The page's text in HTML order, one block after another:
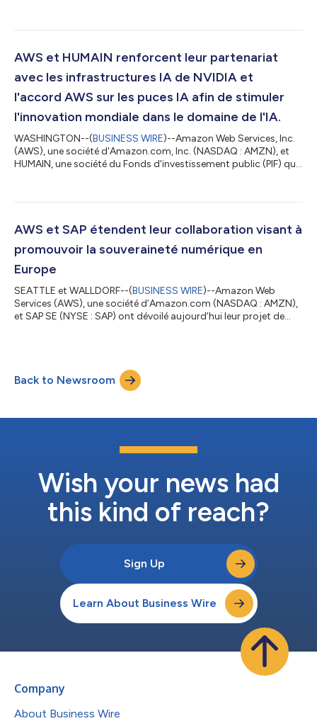
déploiement commencera avec des dizaines de millions de
capacités d’IA de Meta se développeront. Cet accord marque
AWS et HUMAIN renforcent leur partenariat
avec les infrastructures IA de NVIDIA et
l'accord AWS sur les puces IA afin de stimuler
l'innovation mondiale dans le domaine de l'IA.
WASHINGTON--(BUSINESS WIRE)--Amazon Web Services, Inc.
(AWS), une société d'Amazon.com, Inc. (NASDAQ : AMZN), et
HUMAIN, une société du Fonds d'investissement public (PIF) qui
américano-saoudien, leur intention de fournir, déployer et gérer
appelé « AI Zone » à Riyad. Dans le cadre de ce nouveau
AWS et SAP étendent leur collaboration visant à
promouvoir la souveraineté numérique en
Europe
SEATTLE et WALLDORF--(BUSINESS WIRE)--Amazon Web
Services (AWS), une société d’Amazon.com (NASDAQ : AMZN),
et SAP SE (NYSE : SAP) ont dévoilé aujourd’hui leur projet de
prévu de 7,8 milliards d’euros d’Amazon. Cette collaboration
s’appuie sur le partenariat de longue date entre les deux
entreprises et sur la nouvelle approche globale...
Back to Newsroom
Wish your news had
this kind of reach?
Sign Up
Learn About Business Wire
Company
About Business Wire